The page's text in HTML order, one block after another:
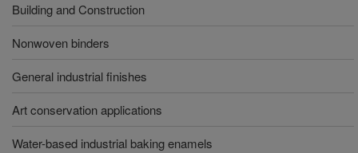
Building and Construction
Nonwoven binders
General industrial finishes
Art conservation applications
Water-based industrial baking enamels